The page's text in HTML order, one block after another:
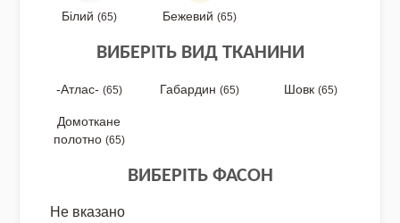
культури» / Схеми для вишивки
NEW 2026 - "Українська айдентика -
проєкт про вишиванки"
Білий (65) Бежевий(65)
ВИБЕРІТЬ ВИД ТКАНИНИ
-Атлас- (65) Габардин(65) Шовк(65)
Домоткане
полотно (65)
ВИБЕРІТЬ ФАСОН
Не вказано